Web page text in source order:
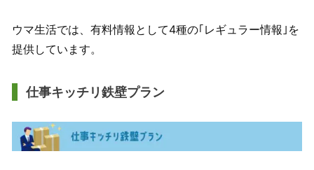
ウマ生活では、有料情報として4種の｢レギュラー情報｣を
提供しています。
仕事キッチリ鉄壁プラン